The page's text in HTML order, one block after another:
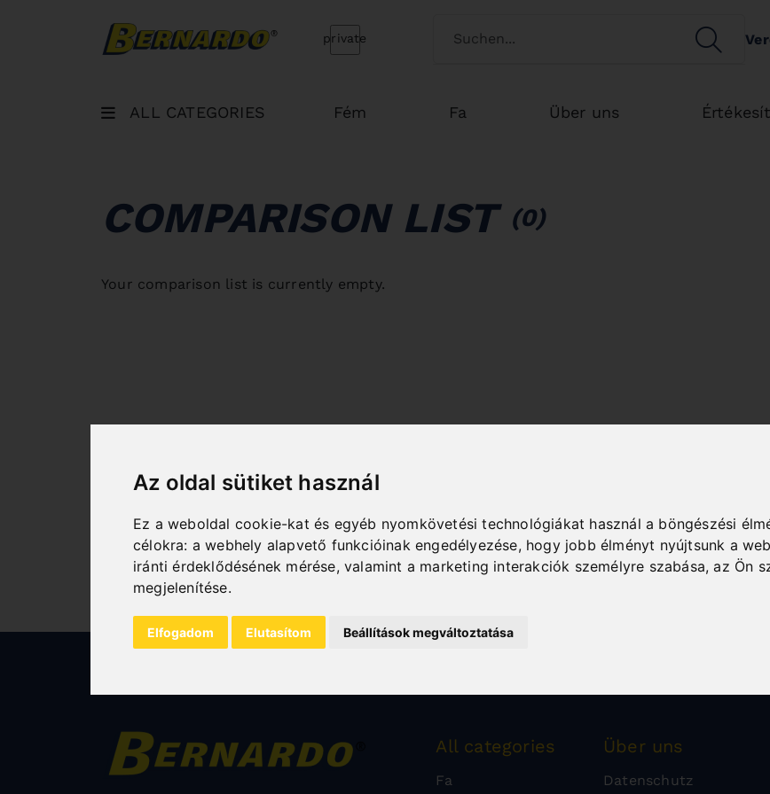
Az oldal sütiket használ
Ez a weboldal cookie-kat és egyéb nyomkövetési technológiákat használ a böngészési
célokra: a webhely alapvető funkcióinak engedélyezése, hogy jobb élményt nyújtsunk a
iránti érdeklődésének mérése, valamint a marketing interakciók személyre szabása,az Ön
megjelenítése.
Elfogadom Elutasítom Beállítások megváltoztatása
Bernardo Home Switch customertype
private SEARCH
ALL CATEGORIES Fém Fa Über uns
COMPARISON LIST (0)
Your comparison list is currently empty.
All categories
Fa
Über uns
Datenschutz